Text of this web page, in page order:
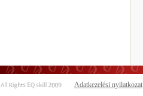
Adatkezelési nyilatkozat